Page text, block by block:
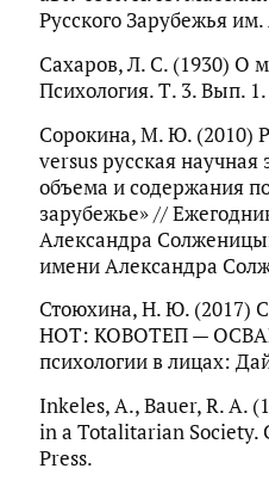
Русского Зарубежья
Сахаров, Л. С. (1930) О
Психология. Т. 3. Вып.
Сорокина, М. Ю. (2010)
versus русская
объема и содержания
зарубежье» //
Александра
имени Александра
Стоюхина, Н. Ю. (2017)
НОТ: КОВОТЕП — ОСВАГ
психологии в лицах:
Inkeles, A., Bauer, R. A.
in a Totalitarian Society.
Press.